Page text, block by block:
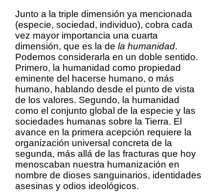
Junto a la triple dimensión ya mencionada
(especie, sociedad, individuo), cobra cada
vez mayor importancia una cuarta
dimensión, que es la de la humanidad.
Podemos considerarla en un doble sentido.
Primero, la humanidad como propiedad
eminente del hacerse humano, o más
humano, hablando desde el punto de vista
de los valores. Segundo, la humanidad
como el conjunto global de la especie y las
sociedades humanas sobre la Tierra. El
avance en la primera acepción requiere la
organización universal concreta de la
segunda, más allá de las fracturas que hoy
menoscaban nuestra humanización en
nombre de dioses sanguinarios, identidades
asesinas y odios ideológicos.